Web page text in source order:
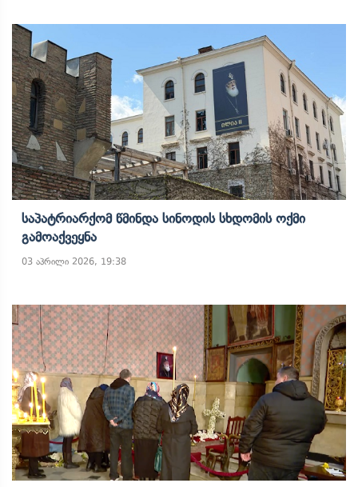
Საპატრიარქომ Წმინდა Სინოდის Სხდომის Ოქმი
Გამოაქვეყნა
03 აპრილი 2026, 19:38